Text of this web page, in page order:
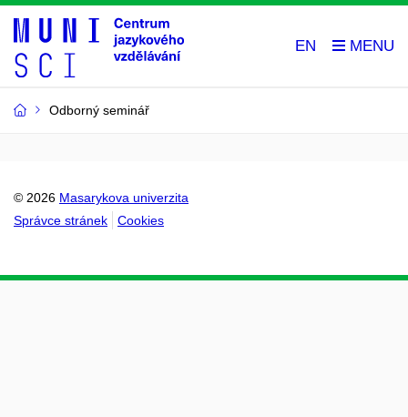
EN
Odborný seminář
© 2026 Masarykova univerzita
Správce stránek
Cookies